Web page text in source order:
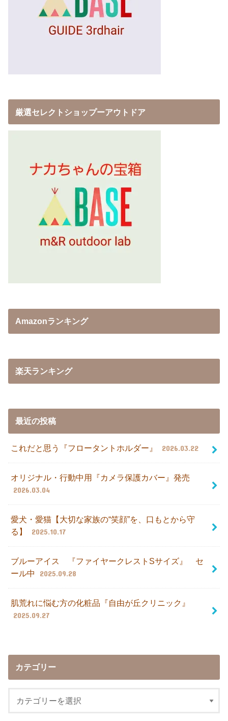
厳選セレクトショップーアウトドア
Amazonランキング
楽天ランキング
最近の投稿
これだと思う『フロータントホルダー』 2026.03.22
オリジナル・行動中用『カメラ保護カバー』発売
2026.03.04
愛犬・愛猫【大切な家族の“笑顔”を、口もとから守
る】
2025.10.17
ブルーアイス 『ファイヤークレストSサイズ』 セ
ール中
2025.09.28
肌荒れに悩む方の化粧品『自由が丘クリニック』
2025.09.27
カテゴリー